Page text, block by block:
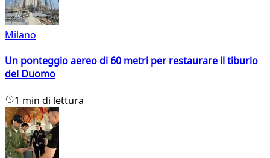
Milano
Un ponteggio aereo di 60 metri per restaurare il tiburio
del Duomo
1 min di lettura